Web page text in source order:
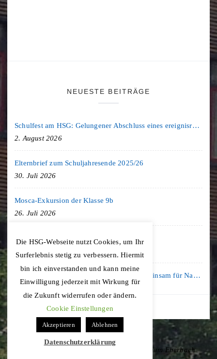
NEUESTE BEITRÄGE
Schulfest am HSG: Gelungener Abschluss eines ereignisreichen Schuljahres
2. August 2026
Elternbrief zum Schuljahresende 2025/26
30. Juli 2026
Mosca-Exkursion der Klasse 9b
26. Juli 2026
Freiburg-Exkursion des Geschichte LK
Kooperation mit der KLIMA ARENA: Gemeinsam für Nachhaltigkeit und Klimaschutz
16. Juli 2026
Copyright © 2020 Hohenstaufen-Gymnasium Eberbach
Die HSG-Webseite nutzt Cookies, um Ihr
Surferlebnis stetig zu verbessern. Hiermit
bin ich einverstanden und kann meine
Einwilligung jederzeit mit Wirkung für
die Zukunft widerrufen oder ändern.
Cookie Einstellungen
Akzeptieren Ablehnen
Datenschutzerklärung